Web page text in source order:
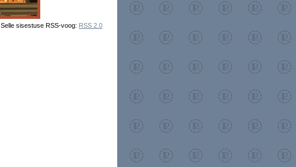
. Selle sisestuse RSS-voog: RSS 2.0